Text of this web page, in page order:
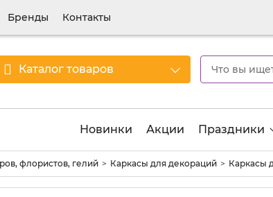
Бренды Контакты
Каталог товаров
Новинки Акции Праздники
флористов, гелий Каркасы для декораций Каркасы